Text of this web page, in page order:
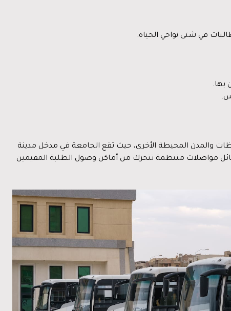
في شتى نواحي الحياة.
بها.
والمدن المحيطة الأخرى، حيث تقع الجامعة في مدخل مدينة
مواصلات منتظمة تتحرك من أماكن وصول الطلبة المقيمين